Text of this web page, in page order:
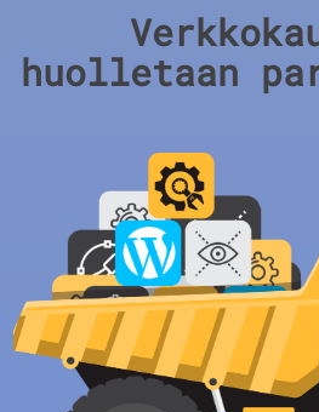
huolletaan